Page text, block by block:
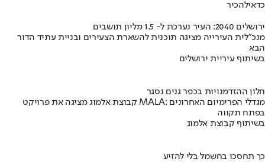
כדאילהכיר
ירושלים 2040: העיר נערכת ל- 1.5 מליון תושבים
מנכ"לית העירייה מציגה תוכנית להשארת הצעירים ובניית עתיד הדור
הבא
בשיתוף עיריית ירושלים
חלון ההזדמנויות בכפר גנים נסגר
קבוצת אלמוג מציגה את פרויקט MALA: מגדלי הפרימיום האחרונים
בפתח תקווה
בשיתוף קבוצת אלמוג
כך תחסכו בחשמל בלי להזיע